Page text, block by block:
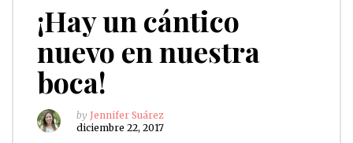
¡Hay un cántico
nuevo en nuestra
boca!
by Jennifer Suárez
diciembre 22, 2017